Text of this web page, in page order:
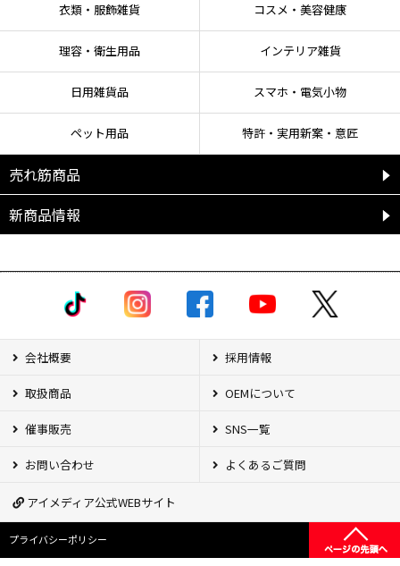
衣類・服飾雑貨 コスメ・美容健康
理容・衛生用品 インテリア雑貨
日用雑貨品 スマホ・電気小物
ペット用品 特許・実用新案・意匠
売れ筋商品
新商品情報
会社概要 採用情報
取扱商品 OEMについて
催事販売 SNS一覧
お問い合わせ よくあるご質問
アイメディア公式WEBサイト
プライバシーポリシー